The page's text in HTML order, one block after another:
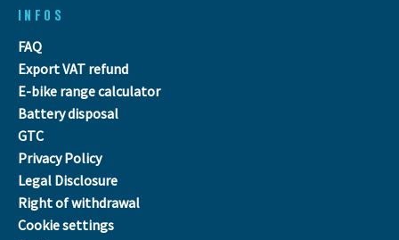
INFOS
FAQ
Export VAT refund
E-bike range calculator
Battery disposal
GTC
Privacy Policy
Legal Disclosure
Right of withdrawal
Cookie settings